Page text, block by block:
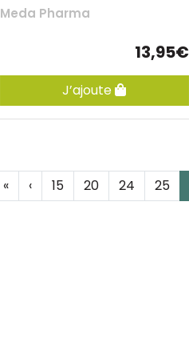
Meda Pharma
13,95€
J’ajoute
« ‹ 15 20 24 25